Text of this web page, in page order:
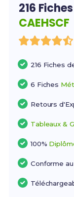
216
CAEHSCF
216 Fiches
6 Fiches
Retours
Tableaux &
100%
Conforme au